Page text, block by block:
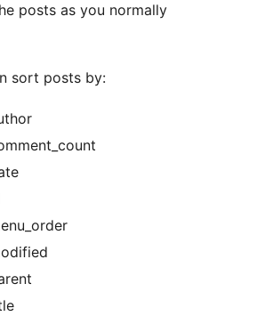
posts as you normally
sort posts by: